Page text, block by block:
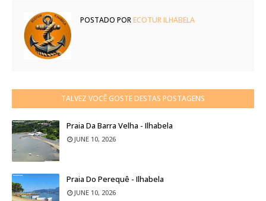
POSTADO PORECOTUR ILHABELA
TALVEZ VOCÊ GOSTE DESTAS POSTAGENS
Praia Da Barra Velha - Ilhabela
JUNE 10, 2026
Praia Do Perequê - Ilhabela
JUNE 10, 2026